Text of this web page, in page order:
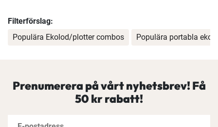
Filterförslag:
Populära Ekolod/plotter combos
Populära portabla
Prenumerera på vårt nyhetsbrev! Få
50 kr rabatt!